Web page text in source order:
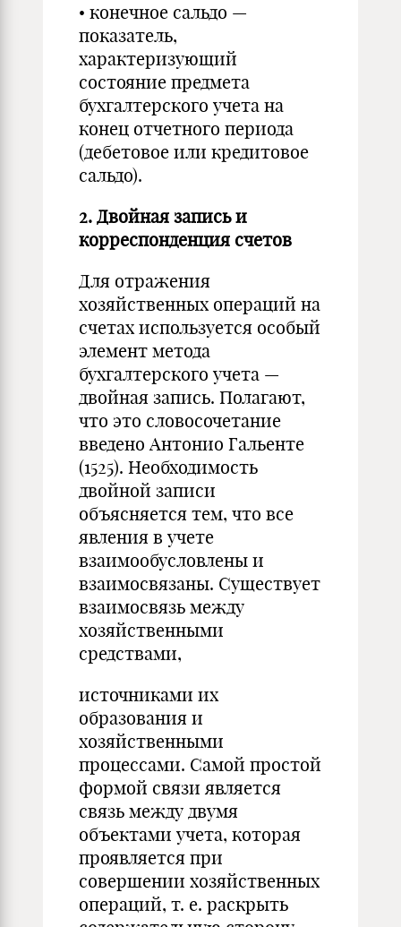
• конечное сальдо —
показатель,
характеризующий
состояние предмета
бухгалтерского учета на
конец отчетного периода
(дебетовое или кредитовое
сальдо).
2. Двойная запись и
корреспонденция счетов
Для отражения
хозяйственных операций на
счетах используется особый
элемент метода
бухгалтерского учета —
двойная запись. Полагают,
что это словосочетание
введено Антонио Гальенте
(1525). Необходимость
двойной записи
объясняется тем, что все
явления в учете
взаимообусловлены и
взаимосвязаны. Существует
взаимосвязь между
хозяйственными
средствами,
источниками их
образования и
хозяйственными
процессами. Самой простой
формой связи является
связь между двумя
объектами учета, которая
проявляется при
совершении хозяйственных
операций, т. е. раскрыть